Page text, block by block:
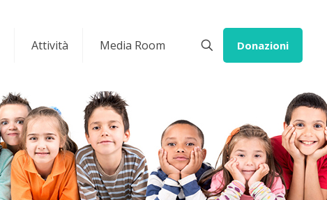
Attività Media Room Donazioni